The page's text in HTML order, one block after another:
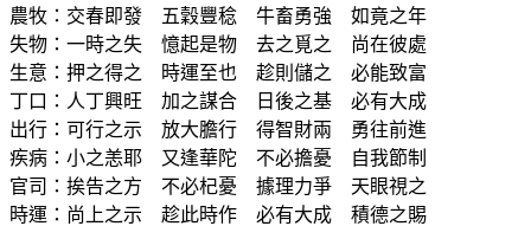
農牧：交春即發 五穀豐稔 牛畜勇強 如竟之年
失物：一時之失 憶起是物 去之覓之 尚在彼處
生意：押之得之 時運至也 趁則儲之 必能致富
丁口：人丁興旺 加之謀合 日後之基 必有大成
出行：可行之示 放大膽行 得智財兩 勇往前進
疾病：小之恙耶 又逢華陀 不必擔憂 自我節制
官司：挨告之方 不必杞憂 據理力爭 天眼視之
時運：尚上之示 趁此時作 必有大成 積德之賜